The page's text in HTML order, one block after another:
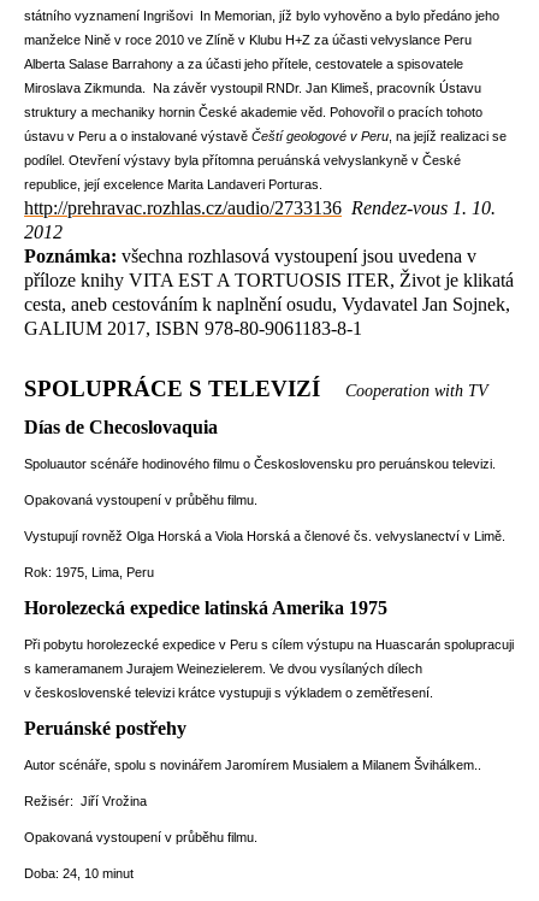
státního vyznamení Ingrišovi In Memorian, jíž bylo vyhověno a bylo předáno jeho
manželce Nině v roce 2010 ve Zlíně v Klubu H+Z za účasti velvyslance Peru
Alberta Salase Barrahony a za účasti jeho přítele, cestovatele a spisovatele
Miroslava Zikmunda. Na závěr vystoupil RNDr. Jan Klimeš, pracovník Ústavu
struktury a mechaniky hornin České akademie věd. Pohovořil o pracích tohoto
ústavu v Peru a o instalované výstavě Čeští geologové v Peru , na jejíž realizaci se
podílel. Otevření výstavy byla přítomna peruánská velvyslankyně v České
republice, její excelence Marita Landaveri Porturas.
http://prehravac.rozhlas.cz/audio/2733136 Rendez-vous 1. 10.
2012
Poznámka: všechna rozhlasová vystoupení jsou uvedena v
příloze knihy VITA EST A TORTUOSIS ITER, Život je klikatá
cesta, aneb cestováním k naplnění osudu, Vydavatel Jan Sojnek,
GALIUM 2017, ISBN 978-80-9061183-8-1
SPOLUPRÁCE S TELEVIZÍ Cooperation with TV
Días de Checoslovaquia
Spoluautor scénáře hodinového filmu o Československu pro peruánskou televizi.
Opakovaná vystoupení v průběhu filmu.
Vystupují rovněž Olga Horská a Viola Horská a členové čs. velvyslanectví v Limě.
Rok: 1975, Lima, Peru
Horolezecká expedice latinská Amerika 1975
Při pobytu horolezecké expedice v Peru s cílem výstupu na Huascarán spolupracuji
s kameramanem Jurajem Weinezielerem. Ve dvou vysílaných dílech
v československé televizi krátce vystupuji s výkladem o zemětřesení.
Peruánské postřehy
Autor scénáře, spolu s novinářem Jaromírem Musialem a Milanem Švihálkem..
Režisér: Jiří Vrožina
Opakovaná vystoupení v průběhu filmu.
Doba: 24, 10 minut